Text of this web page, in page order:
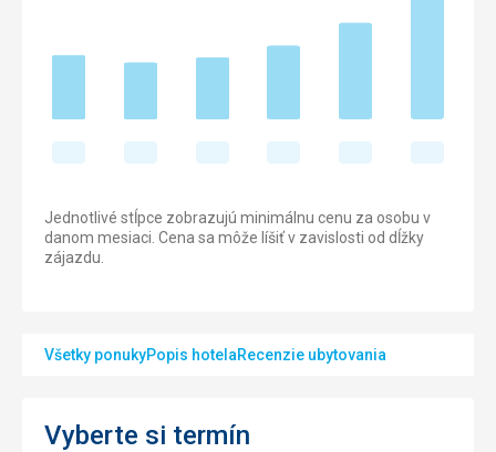
Jednotlivé stĺpce zobrazujú minimálnu cenu za osobu v
danom mesiaci. Cena sa môže líšiť v zavislosti od dĺžky
zájazdu.
Všetky ponukyPopis hotelaRecenzie ubytovania
Vyberte si termín